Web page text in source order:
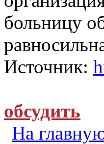
больницу
Источник:
обсудить
На